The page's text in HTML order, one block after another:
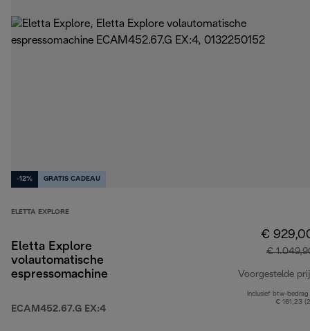
-12% GRATIS CADEAU
ELETTA EXPLORE
Eletta Explore
volautomatische
espressomachine
ECAM452.67.G EX:4
€
€
Voorgestelde
Inclusief btw-bedrag
€ 161,23